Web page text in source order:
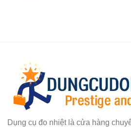
Dụng cụ đo nhiệt là cửa hàng